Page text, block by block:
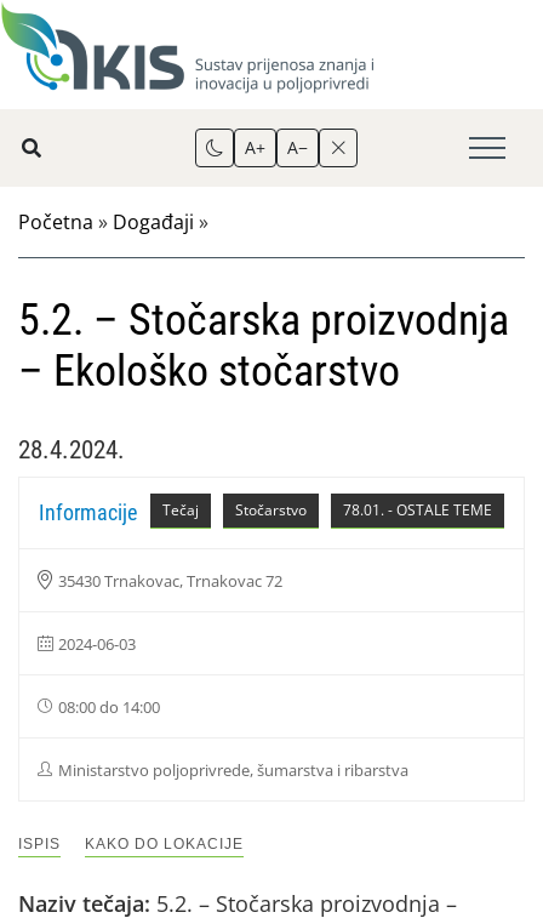
A+ A−
Početna » Događaji »
5.2. – Stočarska proizvodnja
– Ekološko stočarstvo
28.4.2024.
78.01. - OSTALE TEME
Stočarstvo
Tečaj
Informacije
35430 Trnakovac, Trnakovac 72
2024-06-03
08:00 do 14:00
Ministarstvo poljoprivrede, šumarstva i ribarstva
ISPIS KAKO DO LOKACIJE
Naziv tečaja: 5.2. – Stočarska proizvodnja –